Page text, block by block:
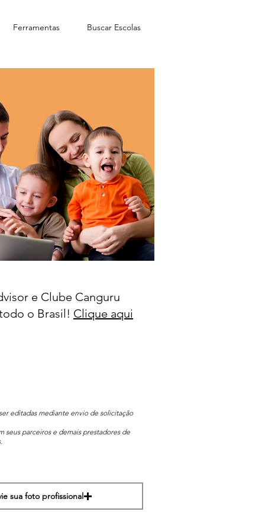
Ferramentas Buscar Escolas
e Clube Canguru
o Brasil! Clique aqui
editadas mediante envio de solicitação
seus parceiros e demais prestadores de
sua foto profissional